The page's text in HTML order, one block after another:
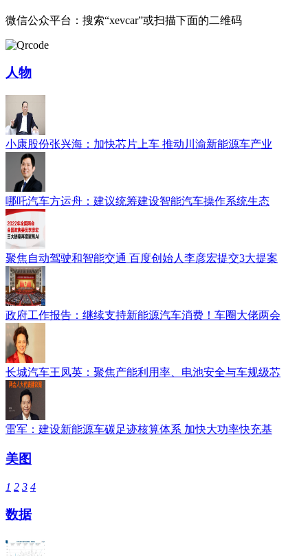
微信公众平台：搜索“xevcar”或扫描下面的二维码
人物
小康股份张兴海：加快芯片上车 推动川渝新能源车产业
哪吒汽车方运舟：建议统筹建设智能汽车操作系统生态
聚焦自动驾驶和智能交通 百度创始人李彦宏提交3大提案
政府工作报告：继续支持新能源汽车消费！车圈大佬两会
长城汽车王凤英：聚焦产能利用率、电池安全与车规级芯
雷军：建设新能源车碳足迹核算体系 加快大功率快充基
美图
1 2 3 4
数据